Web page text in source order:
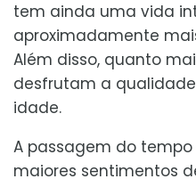
tem ainda uma vida
aproximadamente
Além disso, quanto
desfrutam a
idade.
A passagem do
maiores sentimentos